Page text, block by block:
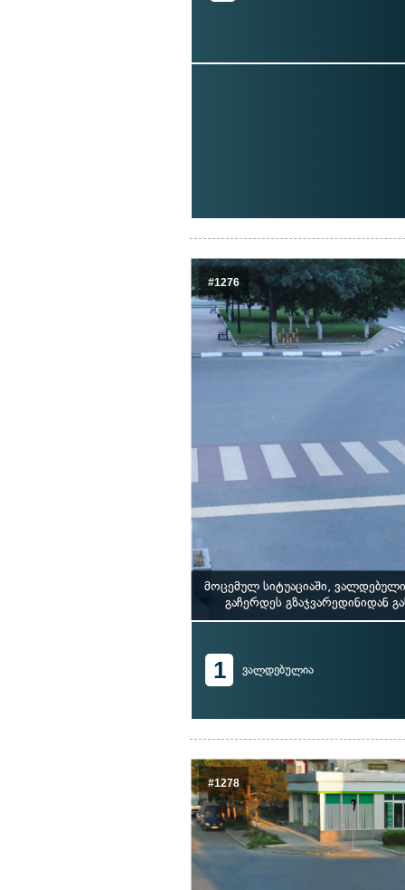
#1276
მოცემულ სიტუაციაში,
გაჩერდეს გზაჯვარედინიდან
1 ვალდებულია
#1278